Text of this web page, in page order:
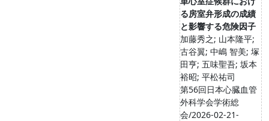
る房室弁形成の成績
と影響する危険因子
加藤秀之; 山本隆平;
古谷翼; 中嶋 智美; 塚
田亨; 五味聖吾; 坂本
裕昭; 平松祐司
第56回日本心臓血管
外科学会学術総
会/2026-02-21-